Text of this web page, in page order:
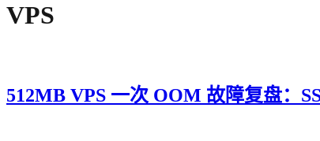
VPS
512MB VPS 一次 OOM 故障复盘：